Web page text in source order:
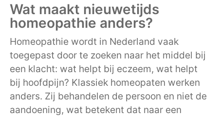
Wat maakt nieuwetijds
homeopathie anders?
Homeopathie wordt in Nederland vaak
toegepast door te zoeken naar het middel bij
een klacht: wat helpt bij eczeem, wat helpt
bij hoofdpijn? Klassiek homeopaten werken
anders. Zij behandelen de persoon en niet de
aandoening, wat betekent dat naar een